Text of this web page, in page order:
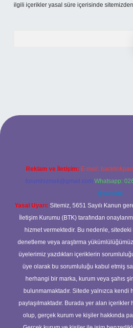
ilgili içerikler yasal süre içerisinde sitemizden
giriş
Reklam ve İletişim: E-mail:
forumhizmeti@gmail.com Whatsapp:
@karabul
Yasal Uyarı: Sitemiz, 5651 Sayılı Kanun
İletişim Kurumu (BTK) tarafından
hizmet vermektedir. Bu nedenle,
denetleme veya araştırma
üyelerimiz yazdıkları içeriklerin
üye olarak bu sorumluluğu kabul etmiş
herhangi bir marka, kurum veya şahıs
bulunmamaktadır. Sitede yalnızca kendi
paylaşılmaktadır. Burada yer alan içerikler
olup, gerçek kurum ve kişiler hakkında